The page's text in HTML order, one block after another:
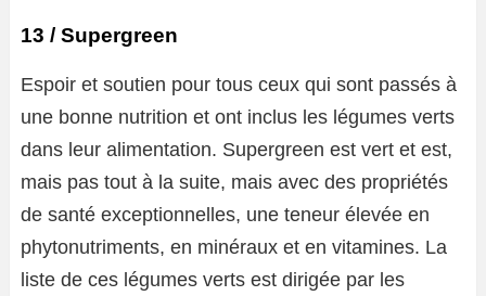
13 / Supergreen
Espoir et soutien pour tous ceux qui sont passés à
une bonne nutrition et ont inclus les légumes verts
dans leur alimentation. Supergreen est vert et est,
mais pas tout à la suite, mais avec des propriétés
de santé exceptionnelles, une teneur élevée en
phytonutriments, en minéraux et en vitamines. La
liste de ces légumes verts est dirigée par les